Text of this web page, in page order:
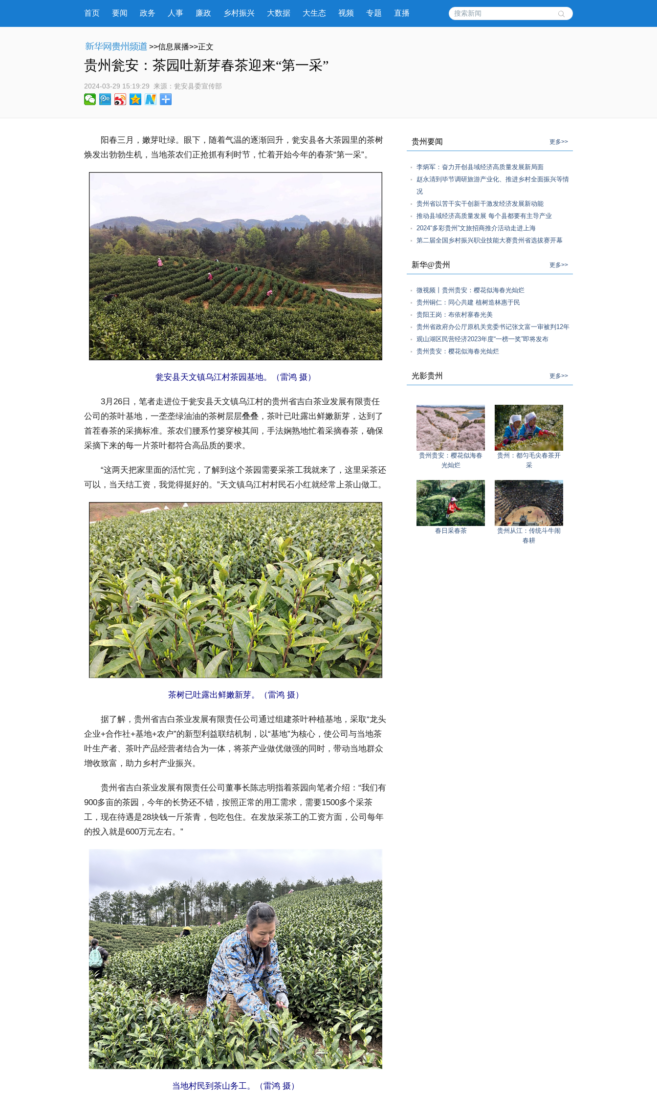
首页 要闻 政务 人事 廉政 乡村振兴 大数据 大生态 视频 专题 直播
>>信息展播>>正文
贵州瓮安：茶园吐新芽春茶迎来“第一采”
2024-03-29 15:19:29 来源： 瓮安县委宣传部
阳春三月，嫩芽吐绿。眼下，随着气温的逐渐回升，瓮安县各大茶园里的茶树
焕发出勃勃生机，当地茶农们正抢抓有利时节，忙着开始今年的春茶“第一采”。
瓮安县天文镇乌江村茶园基地。（雷鸿 摄）
3月26日，笔者走进位于瓮安县天文镇乌江村的贵州省吉白茶业发展有限责任
公司的茶叶基地，一垄垄绿油油的茶树层层叠叠，茶叶已吐露出鲜嫩新芽，达到了
首茬春茶的采摘标准。茶农们腰系竹篓穿梭其间，手法娴熟地忙着采摘春茶，确保
采摘下来的每一片茶叶都符合高品质的要求。
“这两天把家里面的活忙完，了解到这个茶园需要采茶工我就来了，这里采茶还
可以，当天结工资，我觉得挺好的。”天文镇乌江村村民石小红就经常上茶山做工。
茶树已吐露出鲜嫩新芽。（雷鸿 摄）
据了解，贵州省吉白茶业发展有限责任公司通过组建茶叶种植基地，采取“龙头
企业+合作社+基地+农户”的新型利益联结机制，以“基地”为核心，使公司与当地茶
叶生产者、茶叶产品经营者结合为一体，将茶产业做优做强的同时，带动当地群众
增收致富，助力乡村产业振兴。
贵州省吉白茶业发展有限责任公司董事长陈志明指着茶园向笔者介绍：“我们有
900多亩的茶园，今年的长势还不错，按照正常的用工需求，需要1500多个采茶
工，现在待遇是28块钱一斤茶青，包吃包住。在发放采茶工的工资方面，公司每年
的投入就是600万元左右。”
当地村民到茶山务工。（雷鸿 摄）
贵州要闻 更多>>
李炳军：奋力开创县域经济高质量发展新局面
赵永清到毕节调研旅游产业化、推进乡村全面振兴等情
况
贵州省以苦干实干创新干激发经济发展新动能
推动县域经济高质量发展 每个县都要有主导产业
2024“多彩贵州”文旅招商推介活动走进上海
第二届全国乡村振兴职业技能大赛贵州省选拔赛开幕
新华@贵州 更多>>
微视频丨贵州贵安：樱花似海春光灿烂
贵州铜仁：同心共建 植树造林惠于民
贵阳王岗：布依村寨春光美
贵州省政府办公厅原机关党委书记张文富一审被判12年
观山湖区民营经济2023年度“一榜一奖”即将发布
贵州贵安：樱花似海春光灿烂
光影贵州 更多>>
贵州贵安：樱花似海春
光灿烂
贵州：都匀毛尖春茶开
采
春日采春茶
贵州从江：传统斗牛闹
春耕